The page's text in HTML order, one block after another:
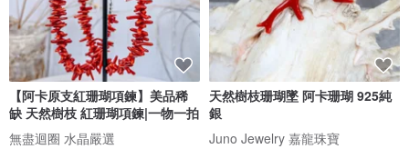
【阿卡原支紅珊瑚項鍊】美品稀
缺 天然樹枝 紅珊瑚項鍊|一物一拍
無盡迴圈 水晶嚴選
天然樹枝珊瑚墜 阿卡珊瑚 925純
銀
Juno Jewelry 嘉龍珠寶